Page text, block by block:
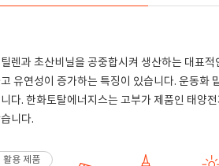
렌과 초산비닐을 공중합시켜 생산하는 대표
유연성이 증가하는 특징이 있습니다. 운동화
다. 한화토탈에너지스는 고부가 제품인 태양
니다.
활용 제품